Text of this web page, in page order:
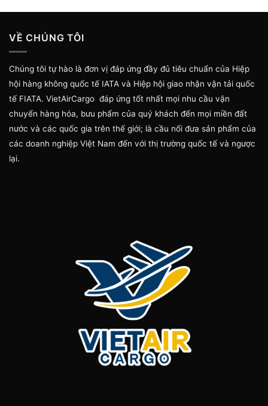
VỀ CHÚNG TÔI
Chúng tôi tự hào là đơn vị đáp ứng đầy đủ tiêu chuẩn của Hiệp
hội hàng không quốc tế IATA và Hiệp hội giao nhận vận tải quốc
tế FIATA. VietAirCargo đáp ứng tốt nhất mọi nhu cầu vận
chuyển hàng hóa, bưu phẩm của quý khách đến mọi miền đất
nước và các quốc gia trên thế giới; là cầu nối đưa sản phẩm của
các doanh nghiệp Việt Nam đến với thị trường quốc tế và ngược
lại.